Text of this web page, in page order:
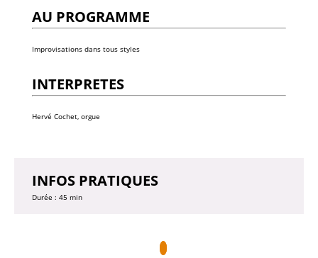
AU PROGRAMME
Improvisations dans tous styles
INTERPRETES
Hervé Cochet, orgue
INFOS PRATIQUES
Durée : 45 min